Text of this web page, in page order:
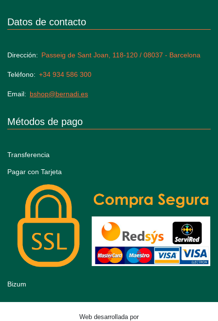
Datos de contacto
Dirección Passeig de Sant Joan, 118-120 / 08037 - Barcelona
Teléfono +34 934 586 300
Email bshop@bernadi.es
Métodos de pago
Transferencia
Pagar con Tarjeta
Bizum
Web desarrollada por